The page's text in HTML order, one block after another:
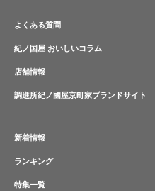
よくある質問
紀ノ国屋 おいしいコラム
店舗情報
調進所紀ノ國屋京町家ブランドサイト
新着情報
ランキング
特集一覧